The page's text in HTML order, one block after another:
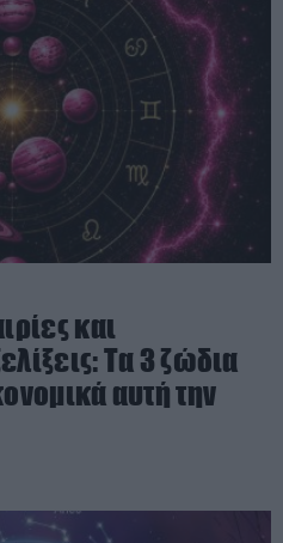
και
Τα 3 ζώδια
αυτή την